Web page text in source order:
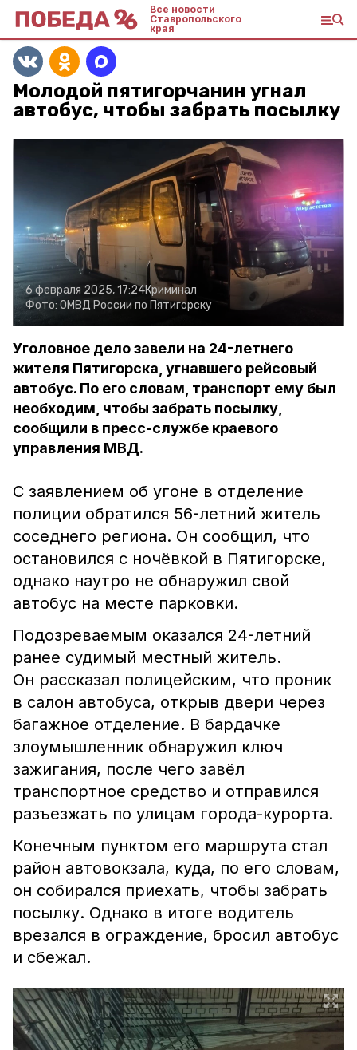
Все новости
Ставропольского
края
Молодой пятигорчанин угнал
автобус, чтобы забрать посылку
6 февраля 2025, 17:24Криминал
Фото: ОМВД России по Пятигорску
Уголовное дело завели на 24-летнего
жителя Пятигорска, угнавшего рейсовый
автобус. По его словам, транспорт ему был
необходим, чтобы забрать посылку,
сообщили в пресс-службе краевого
управления МВД.
С заявлением об угоне в отделение
полиции обратился 56-летний житель
соседнего региона. Он сообщил, что
остановился с ночёвкой в Пятигорске,
однако наутро не обнаружил свой
автобус на месте парковки.
Подозреваемым оказался 24-летний
ранее судимый местный житель.
Он рассказал полицейским, что проник
в салон автобуса, открыв двери через
багажное отделение. В бардачке
злоумышленник обнаружил ключ
зажигания, после чего завёл
транспортное средство и отправился
разъезжать по улицам города-курорта.
Конечным пунктом его маршрута стал
район автовокзала, куда, по его словам,
он собирался приехать, чтобы забрать
посылку. Однако в итоге водитель
врезался в ограждение, бросил автобус
и сбежал.